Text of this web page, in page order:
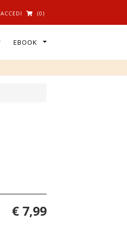
ACCEDI (0)
EBOOK
€ 7,99